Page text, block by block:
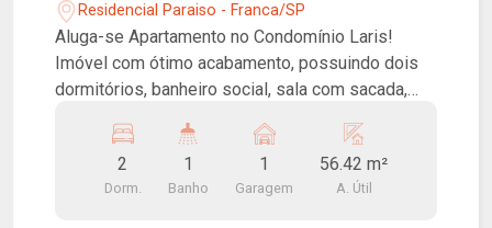
Residencial Paraiso - Franca/SP
Aluga-se Apartamento no Condomínio Laris!
Imóvel com ótimo acabamento, possuindo dois
dormitórios, banheiro social, sala com sacada,
Condomínio com portaria 24h e elevador.
Excelente localização, ao lado da Honda Lago-
San, Universidade de Franca e do ginásio
2
Dorm.
1
Banho
1
Garagem
56.42 m²
A. Útil